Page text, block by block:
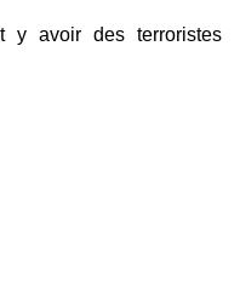
avoir des terroristes